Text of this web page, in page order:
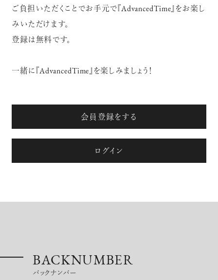
10年後の自分のためにやるべきこと
超絶技巧が生み出すエナメル工芸
のアートピース
ご負担いただくことでお手元で『AdvancedTime』をお楽し
みいただけます。
登録は無料です。
一緒に『AdvancedTime』を楽しみましょう！
会員登録をする
ログイン
BACKNUMBER
バックナンバー